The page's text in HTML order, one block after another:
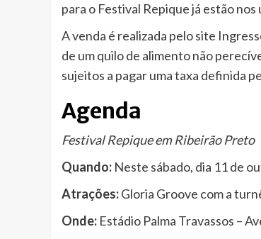
para o Festival Repique já estão
A venda é realizada pelo site
de um quilo de alimento não
sujeitos a pagar uma taxa definida
Agenda
Festival Repique em Ribeirão Preto
Quando: Neste sábado, dia 11 de
Atrações:Gloria Groove com a
Onde: Estádio Palma Travassos –